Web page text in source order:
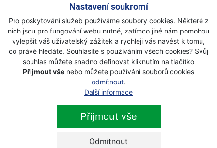
Nastavení soukromí
Pro poskytování služeb používáme soubory cookies. Některé z
nich jsou pro fungování webu nutné, zatímco jiné nám pomohou
vylepšit váš uživatelský zážitek a rychleji vás navést k tomu,
co právě hledáte. Souhlasíte s používáním všech cookies? Svůj
souhlas můžete snadno definovat kliknutím na tlačítko
Přijmout vše nebo můžete používání souborů cookies
odmítnout.
Další informace
Přijmout vše
Odmítnout
Poháněná kola - Zadní
Sklopná rukojeť - Ano
Typ rukojeti - Ergonomická
Rukojeť nastavitelná do stran - Ne
Měkká rukojeť - Ano
Ovládání plynu - Ne
Rychlospojka pro připojení hadice na vodu - Ne
Kolečka s ložisky, přední/zadní - Áno/Áno
Palivo, oleje a maziva
Typ mazání motoru - Rozstřikem
Spotřeba paliva - 407 g/kWh